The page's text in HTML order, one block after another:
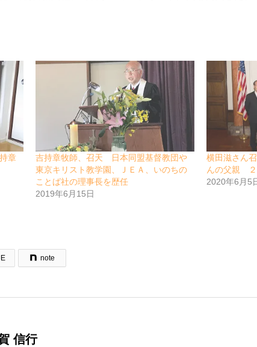
章
吉持章牧師、召天 日本同盟基督教団や
東京キリスト教学園、ＪＥＡ、いのちの
ことば社の理事長を歴任
2019年6月15日
横田滋さん
んの父親 ２
2020年6月5
note
信行